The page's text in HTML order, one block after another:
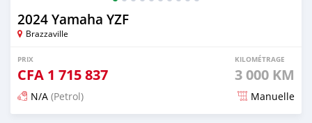
2024 Yamaha YZF
Brazzaville
PRIX
CFA 1 715 837
KILOMÉTRAGE
3 000 KM
N/A (Petrol) Manuelle